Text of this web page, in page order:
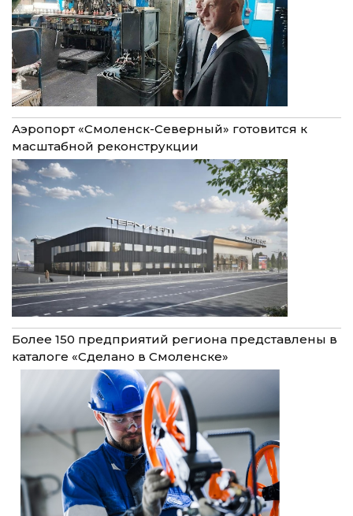
Аэропорт «Смоленск-Северный» готовится к
масштабной реконструкции
Более 150 предприятий региона представлены в
каталоге «Сделано в Смоленске»